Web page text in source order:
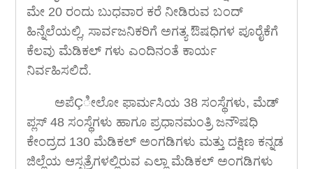
ಮೇ 20 ರಂದು ಬುಧವಾರ ಕರೆ ನೀಡಿರುವ ಬಂದ್
ಹಿನ್ನೆಲೆಯಲ್ಲಿ, ಸಾರ್ವಜನಿಕರಿಗೆ ಅಗತ್ಯ ಔಷಧಿಗಳ ಪೂರೈಕೆಗೆ
ಕೆಲವು ಮೆಡಿಕಲ್ ಗಳು ಎಂದಿನಂತೆ ಕಾರ್ಯ
ನಿರ್ವಹಿಸಲಿದೆ.
ಅಪೆÇೀಲೋ ಫಾರ್ಮಸಿಯ 38 ಸಂಸ್ಥೆಗಳು, ಮೆಡ್
ಪ್ಲಸ್ 48 ಸಂಸ್ಥೆಗಳು ಹಾಗೂ ಪ್ರಧಾನಮಂತ್ರಿ ಜನೌಷಧಿ
ಕೇಂದ್ರದ 130 ಮೆಡಿಕಲ್ ಅಂಗಡಿಗಳು ಮತ್ತು ದಕ್ಷಿಣ ಕನ್ನಡ
ಜಿಲ್ಲೆಯ ಆಸ್ಪತ್ರೆಗಳಲ್ಲಿರುವ ಎಲ್ಲಾ ಮೆಡಿಕಲ್ ಅಂಗಡಿಗಳು